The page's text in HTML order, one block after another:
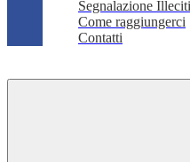
Segnalazione
Come raggiungerci
Contatti